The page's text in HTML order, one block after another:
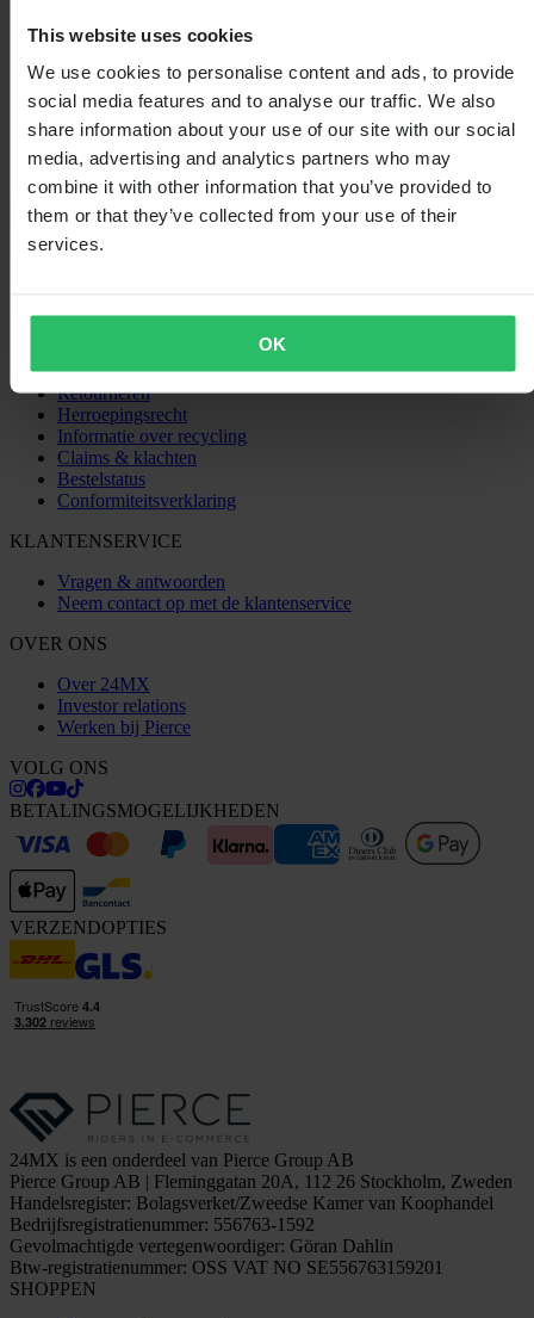
This website uses cookies
We use cookies to personalise content and ads, to provide
social media features and to analyse our traffic. We also
share information about your use of our site with our social
media, advertising and analytics partners who may
combine it with other information that you’ve provided to
them or that they’ve collected from your use of their
services.
OK
0
0
Laden...
Betaling
Retourneren
Herroepingsrecht
Informatie over recycling
Claims & klachten
Bestelstatus
Conformiteitsverklaring
KLANTENSERVICE
Vragen & antwoorden
Neem contact op met de klantenservice
OVER ONS
Over 24MX
Investor relations
Werken bij Pierce
VOLG ONS
BETALINGSMOGELIJKHEDEN
VERZENDOPTIES
24MX is een onderdeel van Pierce Group AB
Pierce Group AB | Fleminggatan 20A, 112 26 Stockholm, Zweden
Handelsregister: Bolagsverket/Zweedse Kamer van Koophandel
Bedrijfsregistratienummer: 556763-1592
Gevolmachtigde vertegenwoordiger: Göran Dahlin
Btw-registratienummer: OSS VAT NO SE556763159201
SHOPPEN